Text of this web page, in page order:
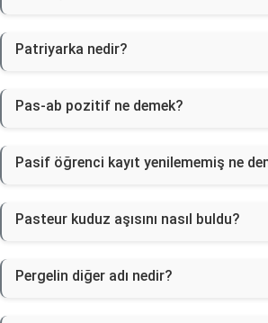
Patriyarka nedir?
Pas-ab pozitif ne demek?
Pasif öğrenci kayıt yenilememiş ne
Pasteur kuduz aşısını nasıl buldu?
Pergelin diğer adı nedir?